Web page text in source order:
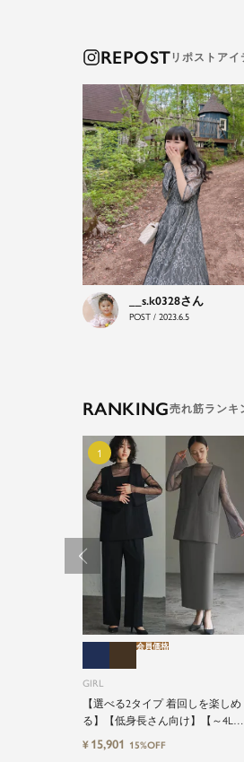
REPOST
__s.k0328
POST / 2023.6.5
RANKING
GIRL
【選べる2タイプ 着回しを楽しめ
る】【低身長さん向け】【～4Lサ
イズ】レイヤード風ドッキングト
会員価格
¥ 15,901 15%OFF